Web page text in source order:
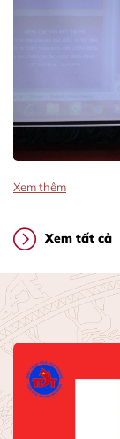
Xem thêm
Xem tất cả